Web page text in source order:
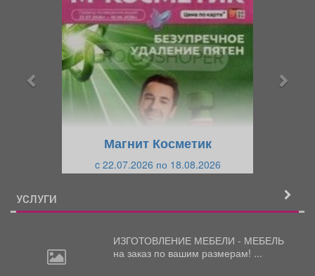
Магнит Косметик
c 22.07.2026 по 18.08.2026
УСЛУГИ
ИЗГОТОВЛЕНИЕ МЕБЕЛИ - МЕБЕЛЬ
на заказ по вашим размерам! ...